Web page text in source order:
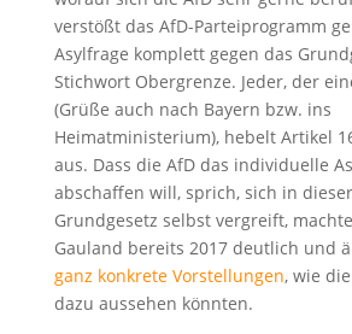
verstößt das AfD-Parteiprogramm
Asylfrage komplett gegen das
Stichwort Obergrenze. Jeder, der
(Grüße auch nach Bayern bzw. ins
Heimatministerium), hebelt Artikel
aus. Dass die AfD das individuelle
abschaffen will, sprich, sich in
Grundgesetz selbst vergreift,
Gauland bereits 2017 deutlich und
ganz konkrete Vorstellungen, wie
dazu aussehen könnten.